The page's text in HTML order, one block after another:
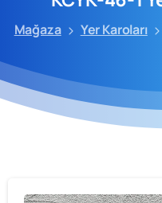
Mağaza Yer Karoları